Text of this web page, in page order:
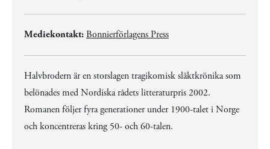
Mediekontakt: Bonnierförlagens Press
Halvbrodern är en storslagen tragikomisk släktkrönika som
belönades med Nordiska rådets litteraturpris 2002.
Romanen följer fyra generationer under 1900-talet i Norge
och koncentreras kring 50- och 60-talen.